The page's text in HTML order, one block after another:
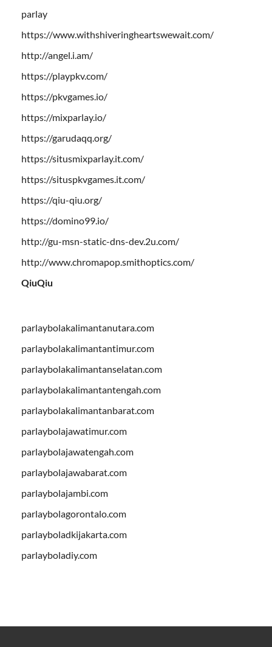
parlay
https://www.withshiveringheartswewait.com/
http://angel.i.am/
https://playpkv.com/
https://pkvgames.io/
https://mixparlay.io/
https://garudaqq.org/
https://situsmixparlay.it.com/
https://situspkvgames.it.com/
https://qiu-qiu.org/
https://domino99.io/
http://gu-msn-static-dns-dev.2u.com/
http://www.chromapop.smithoptics.com/
QiuQiu
parlaybolakalimantanutara.com
parlaybolakalimantantimur.com
parlaybolakalimantanselatan.com
parlaybolakalimantantengah.com
parlaybolakalimantanbarat.com
parlaybolajawatimur.com
parlaybolajawatengah.com
parlaybolajawabarat.com
parlaybolajambi.com
parlaybolagorontalo.com
parlayboladkijakarta.com
parlayboladiy.com